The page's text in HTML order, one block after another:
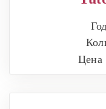
Цена